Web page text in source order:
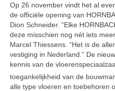
Op 26 november vindt het al
de officiële opening van
Dion Schneider. “Elke
deze misschien nog nét iets
Marcel Thiessens. “Het is de
vestiging in Nederland.” De
kennis van de
toegankelijkheid van de
alle type vloeren en toebehoren